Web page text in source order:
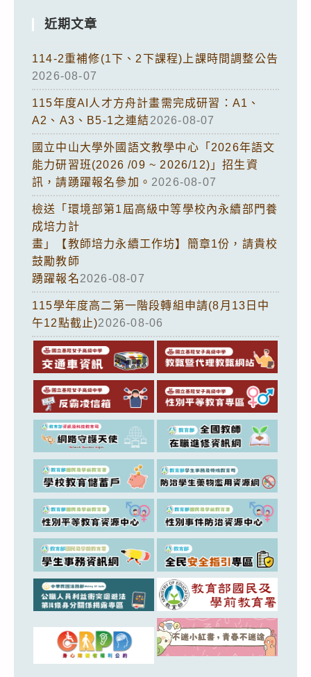
近期文章
114-2重補修(1下、2下課程)上課時間調整公告
2026-08-07
115年度AI人才方舟計畫需完成研習：A1、
A2、A3、B5-1之連結2026-08-07
國立中山大學外國語文教學中心「2026年語文
能力研習班(2026 /09 ~ 2026/12)」招生資
訊，請踴躍報名參加。 2026-08-07
檢送「環境部第1屆高級中等學校內永續部門養
成培力計
畫」【教師培力永續工作坊】簡章1份，請貴校
鼓勵教師
踴躍報名2026-08-07
115學年度高二第一階段轉組申請(8月13日中
午12點截止)2026-08-06